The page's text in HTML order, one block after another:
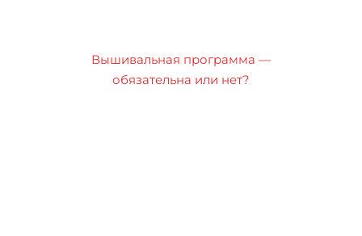
Вышивальная программа —
обязательна или нет?